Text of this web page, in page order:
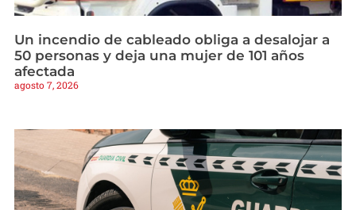
Un incendio de cableado obliga a desalojar a
50 personas y deja una mujer de 101 años
afectada
agosto 7, 2026